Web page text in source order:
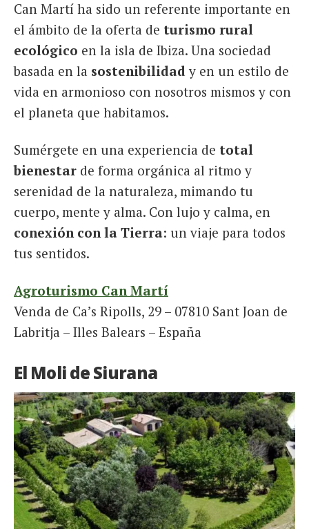
Can Martí ha sido un referente importante en
el ámbito de la oferta de turismo rural
ecológico en la isla de Ibiza. Una sociedad
basada en la sostenibilidad y en un estilo de
vida en armonioso con nosotros mismos y con
el planeta que habitamos.
Sumérgete en una experiencia de total
bienestar de forma orgánica al ritmo y
serenidad de la naturaleza, mimando tu
cuerpo, mente y alma. Con lujo y calma, en
conexión con la Tierra: un viaje para todos
tus sentidos.
Agroturismo Can Martí
Venda de Ca’s Ripolls, 29 – 07810 Sant Joan de
Labritja – Illes Balears – España
El Moli de Siurana